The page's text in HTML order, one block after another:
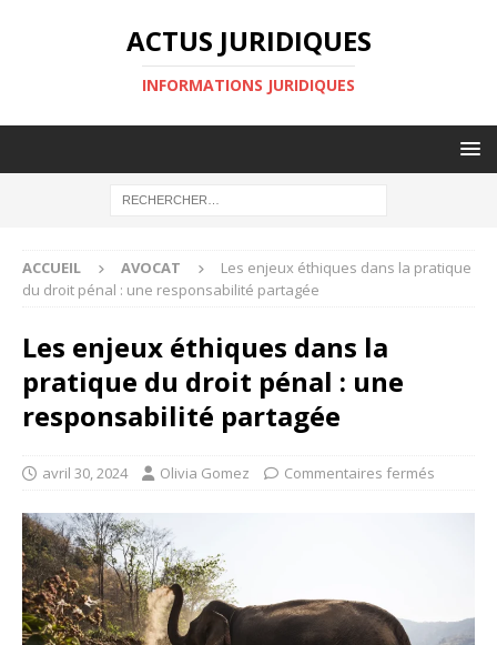
ACTUS JURIDIQUES
INFORMATIONS JURIDIQUES
ACCUEIL AVOCAT
Les enjeux éthiques dans la pratique
du droit pénal : une responsabilité partagée
Les enjeux éthiques dans la
pratique du droit pénal : une
responsabilité partagée
avril 30, 2024 Olivia Gomez Commentaires fermés